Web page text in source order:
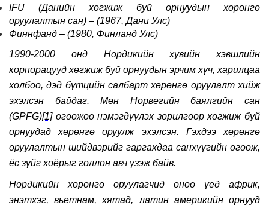
IFU (Данийн хөгжиж буй орнуудын хөрөнгө
оруулалтын сан) – (1967, Дани Улс)
Финнфанд – (1980, Финланд Улс)
1990-2000 онд Нордикийн хувийн хэвшлийн
корпорацууд хөгжиж буй орнуудын эрчим хүч, харилцаа
холбоо, дэд бүтцийн салбарт хөрөнгө оруулалт хийж
эхэлсэн байдаг. Мөн Норвегийн баялгийн сан
(GPFG)[1]өгөөжөө нэмэгдүүлэх зорилгоор хөгжиж буй
орнуудад хөрөнгө оруулж эхэлсэн. Гэхдээ хөрөнгө
оруулалтын шийдвэрийг гаргахдаа санхүүгийн өгөөж,
ёс зүйг хоёрыг голлон авч үзэж байв.
Нордикийн хөрөнгө оруулагчид өнөө үед африк,
энэтхэг, вьетнам, хятад, латин америкийн орнууд